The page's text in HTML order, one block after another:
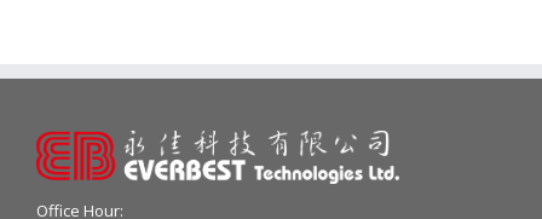
Office Hour: